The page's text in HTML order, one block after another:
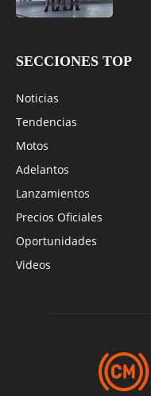
SECCIONES TOP
Noticias
Tendencias
Motos
Adelantos
Lanzamientos
Precios Oficiales
Oportunidades
Videos